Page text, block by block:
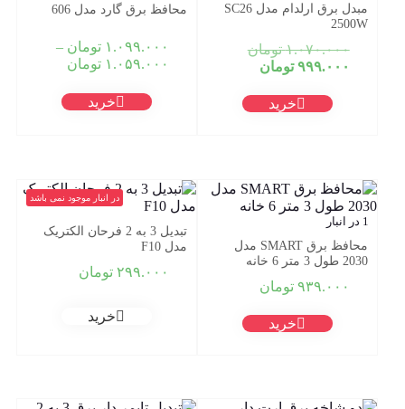
مبدل برق ارلدام مدل SC26
2500W
۱.۰۷۰.۰۰۰ تومانقیمت
بود.
۹۹۹.۰۰۰ تومان
۹۹۹.۰۰۰ تومان.
خرید
محافظ برق گارد مدل 606
۱.۰۹۹.۰۰۰ تومان –
۱.۰۵۹.۰۰۰ تومان
through
خرید
1 در انبار
محافظ برق SMART مدل
2030 طول 3 متر 6 خانه
۹۳۹.۰۰۰ تومان
خرید
در انبار موجود نمی باشد
تبدیل 3 به 2 فرحان الکتریک
مدل F10
۲۹۹.۰۰۰ تومان
خرید